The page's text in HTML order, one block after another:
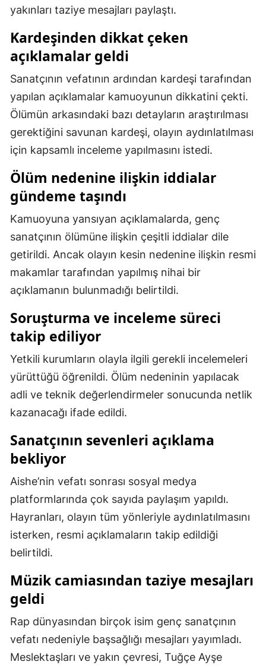
İzmir
Kars
Kırklareli
Kırşehir
Konya
Kütahya
Malatya
Manisa
Kahramanmaraş
Mardin
Muş
Nevşehir
Niğde
Ordu
Sakarya
Samsun
Siirt
Sivas
Tokat
yakınları taziye mesajları paylaştı.
Kardeşinden dikkat çeken
açıklamalar geldi
Sanatçının vefatının ardından kardeşi tarafından
yapılan açıklamalar kamuoyunun dikkatini çekti.
Ölümün arkasındaki bazı detayların araştırılması
gerektiğini savunan kardeşi, olayın aydınlatılması
için kapsamlı inceleme yapılmasını istedi.
Ölüm nedenine ilişkin iddialar
gündeme taşındı
Kamuoyuna yansıyan açıklamalarda, genç
sanatçının ölümüne ilişkin çeşitli iddialar dile
getirildi. Ancak olayın kesin nedenine ilişkin resmi
makamlar tarafından yapılmış nihai bir
açıklamanın bulunmadığı belirtildi.
Soruşturma ve inceleme süreci
takip ediliyor
Yetkili kurumların olayla ilgili gerekli incelemeleri
yürüttüğü öğrenildi. Ölüm nedeninin yapılacak
adli ve teknik değerlendirmeler sonucunda netlik
kazanacağı ifade edildi.
Sanatçının sevenleri açıklama
bekliyor
Aishe’nin vefatı sonrası sosyal medya
platformlarında çok sayıda paylaşım yapıldı.
Hayranları, olayın tüm yönleriyle aydınlatılmasını
isterken, resmi açıklamaların takip edildiği
belirtildi.
Müzik camiasından taziye mesajları
geldi
Rap dünyasından birçok isim genç sanatçının
vefatı nedeniyle başsağlığı mesajları yayımladı.
Meslektaşları ve yakın çevresi, Tuğçe Ayşe